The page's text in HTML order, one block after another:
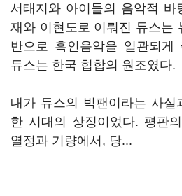
서태지와 아이들의 음악적 바
재와 이현도로 이뤄진 듀스는
반으로 흑인음악을 일관되게
듀스는 한국 힙합의 원조였다.
내가 듀스의 빅팬이라는 사실
한 시대의 상징이었다. 평판
열정과 기량에서, 당...